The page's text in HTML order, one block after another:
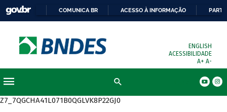
COMUNICA BR ACESSO À INFORMAÇÃO
ENGLISH
ACESSIBILIDADE
A+ A-
Z7_7QGCHA41L071B0QGLVK8P22GJ0